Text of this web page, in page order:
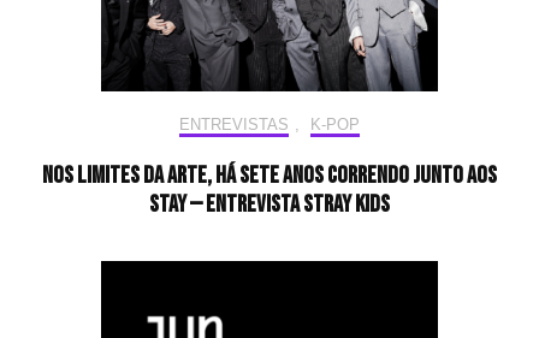
ENTREVISTAS , K-POP
Nos limites da arte, há sete anos correndo junto aos
STAY — Entrevista Stray Kids